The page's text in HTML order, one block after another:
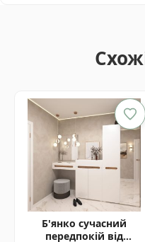
Б'янко сучасний
передпокій від